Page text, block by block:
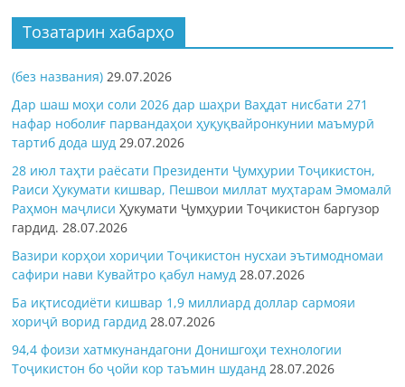
Тозатарин хабарҳо
(без названия) 29.07.2026
Дар шаш моҳи соли 2026 дар шаҳри Ваҳдат нисбати 271
нафар ноболиғ парвандаҳои ҳуқуқвайронкунии маъмурӣ
тартиб дода шуд 29.07.2026
28 июл таҳти раёсати Президенти Ҷумҳурии Тоҷикистон,
Раиси Ҳукумати кишвар, Пешвои миллат муҳтарам Эмомалӣ
Раҳмон маҷлисиҲукумати Ҷумҳурии Тоҷикистон баргузор
гардид.28.07.2026
Вазири корҳои хориҷии Тоҷикистон нусхаи эътимодномаи
сафири нави Кувайтро қабул намуд 28.07.2026
Ба иқтисодиёти кишвар 1,9 миллиард доллар сармояи
хориҷӣ ворид гардид 28.07.2026
94,4 фоизи хатмкунандагони Донишгоҳи технологии
Тоҷикистон бо ҷойи кор таъмин шуданд 28.07.2026